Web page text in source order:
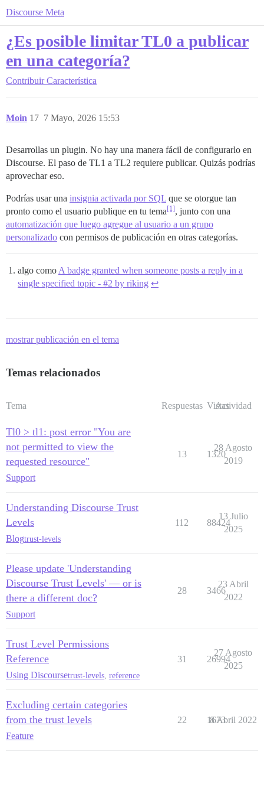
Discourse Meta
¿Es posible limitar TL0 a publicar
en una categoría?
Contribuir Característica
Moin 7 Mayo, 2026 15:53
17
Desarrollas un plugin. No hay una manera fácil de configurarlo en
Discourse. El paso de TL1 a TL2 requiere publicar. Quizás podrías
aprovechar eso.
Podrías usar una insignia activada por SQL que se otorgue tan
pronto como el usuario publique en tu tema [1] , junto con una
automatización que luego agregue al usuario a un grupo
personalizado con permisos de publicación en otras categorías.
algo como A badge granted when someone posts a reply in a
single specified topic - #2 by riking ↩︎
mostrar publicación en el tema
Temas relacionados
Tema Respuestas Vistas
Actividad
Tl0 > tl1: post error "You are
not permitted to view the
requested resource"
Support
13 1320
28 Agosto
2019
Understanding Discourse Trust
Levels
Blogtrust-levels
112 88424
13 Julio
2025
Please update 'Understanding
Discourse Trust Levels' — or is
there a different doc?
Support
28 3466
23 Abril
2022
Trust Level Permissions
Reference
Using Discoursetrust-levels reference
31 26994
27 Agosto
2025
Excluding certain categories
from the trust levels
Feature
22 1673
8 Abril 2022